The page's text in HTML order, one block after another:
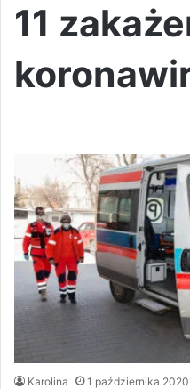
11
Karolina 1 października 2020